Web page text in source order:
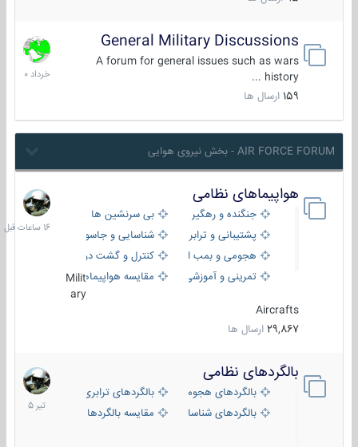
General Military Discussions
A forum for general issues such as wars
history ...
159 ارسال ها
10
خرداد
1400
AIR FORCE FORUM - بخش نیروی هوایی
هواپیماهای نظامی
جنگنده و رهگیر
بی سرنشین ها
پشتیبانی و ترابری
شناسایی و جاسوسی
هجومی و بمب افکن
کنترل و گشت دریایی
تمرینی و آموزشی
مقایسه هواپیماهاMilit
ary
Aircrafts
29,867 ارسال ها
16
ساعات
قبل
بالگردهای نظامی
بالگردهای هجومی
بالگردهای ترابری
بالگردهای شناسایی
مقایسه بالگردها
22
تیر
1405